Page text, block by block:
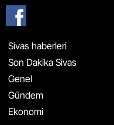
Sivas haberleri
Son Dakika Sivas
Genel
Gündem
Ekonomi